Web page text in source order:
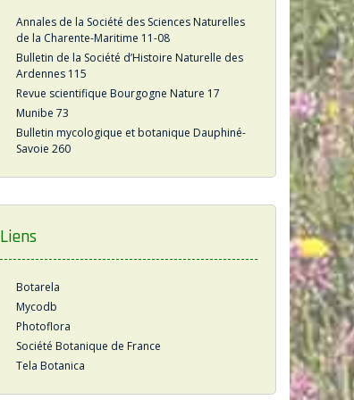
Annales de la Société des Sciences Naturelles
de la Charente-Maritime 11-08
Bulletin de la Société d’Histoire Naturelle des
Ardennes 115
Revue scientifique Bourgogne Nature 17
Munibe 73
Bulletin mycologique et botanique Dauphiné-
Savoie 260
Liens
Botarela
Mycodb
Photoflora
Société Botanique de France
Tela Botanica